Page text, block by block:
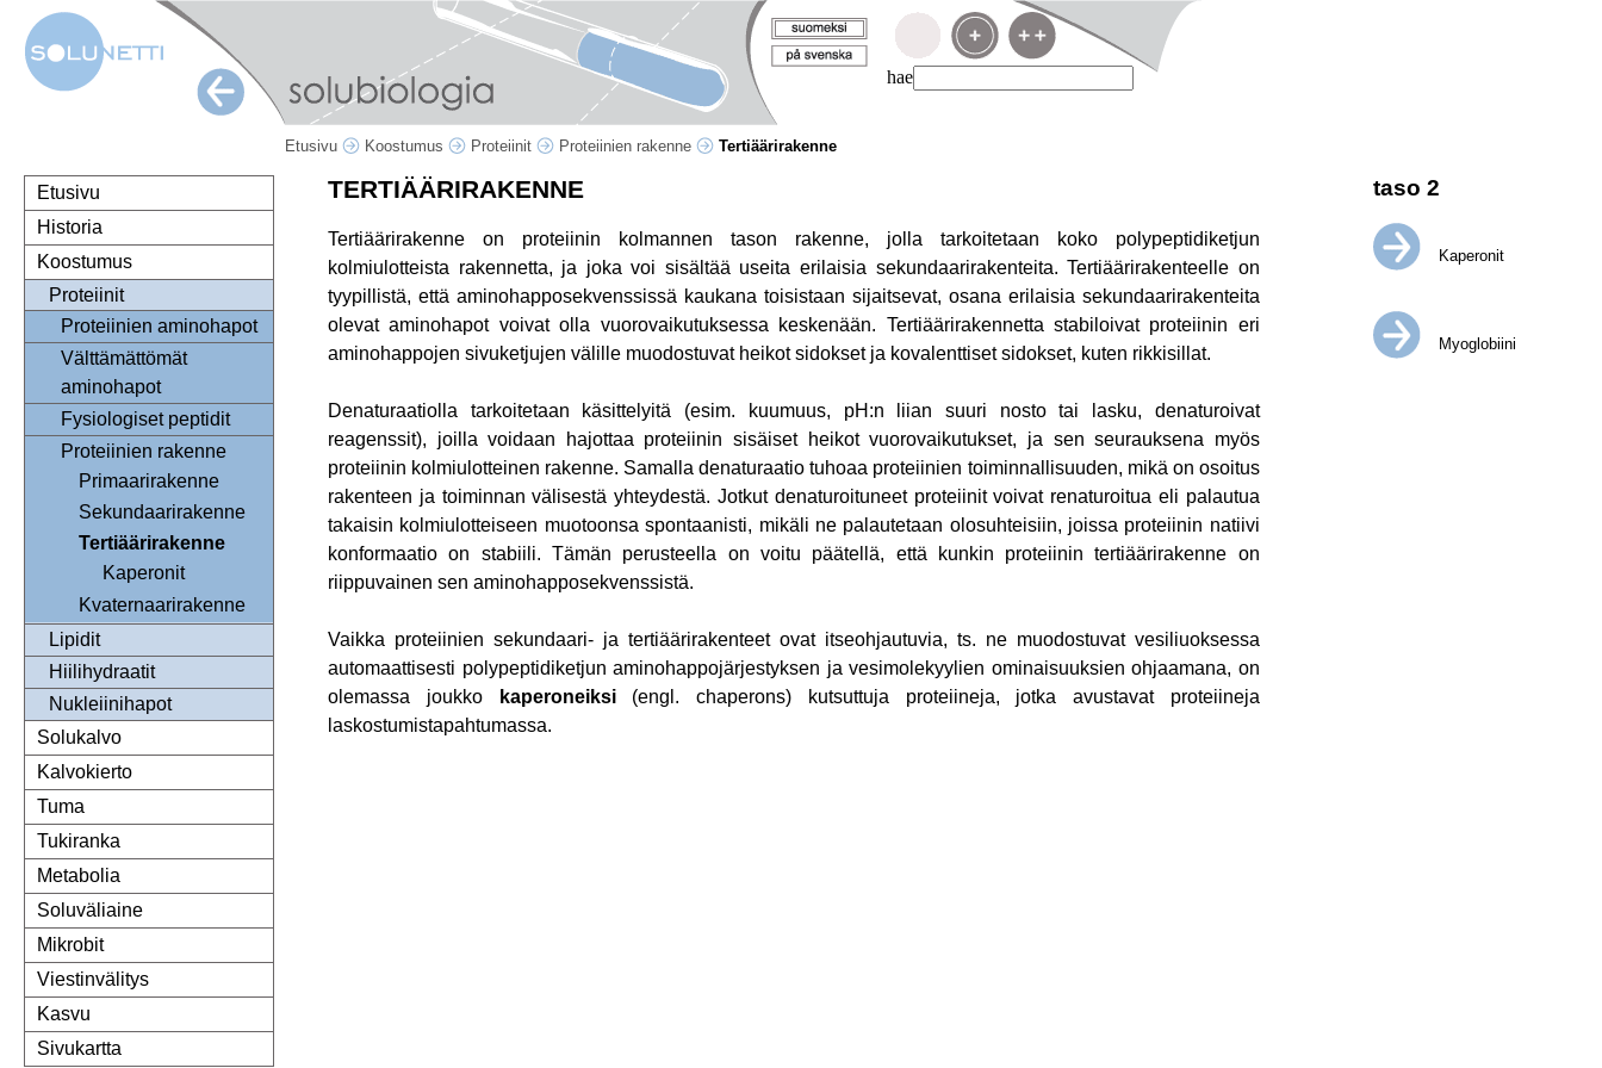
hae
Etusivu Koostumus Proteiinit Proteiinien rakenne Tertiäärirakenne
Etusivu
Historia
Koostumus
Proteiinit
Proteiinien aminohapot
Välttämättömät
aminohapot
Fysiologiset peptidit
Proteiinien rakenne
Primaarirakenne
Sekundaarirakenne
Tertiäärirakenne
Kaperonit
Kvaternaarirakenne
Lipidit
Hiilihydraatit
Nukleiinihapot
Solukalvo
Kalvokierto
Tuma
Tukiranka
Metabolia
Soluväliaine
Mikrobit
Viestinvälitys
Kasvu
Sivukartta
taso 2
Kaperonit
Myoglobiini
TERTIÄÄRIRAKENNE
Tertiäärirakenne on proteiinin kolmannen tason rakenne, jolla tarkoitetaan koko polypeptidiketjun
kolmiulotteista rakennetta, ja joka voi sisältää useita erilaisia sekundaarirakenteita. Tertiäärirakenteelle on
tyypillistä, että aminohapposekvenssissä kaukana toisistaan sijaitsevat, osana erilaisia sekundaarirakenteita
olevat aminohapot voivat olla vuorovaikutuksessa keskenään. Tertiäärirakennetta stabiloivat proteiinin eri
aminohappojen sivuketjujen välille muodostuvat heikot sidokset ja kovalenttiset sidokset, kuten rikkisillat.
Denaturaatiolla tarkoitetaan käsittelyitä (esim. kuumuus, pH:n liian suuri nosto tai lasku, denaturoivat
reagenssit), joilla voidaan hajottaa proteiinin sisäiset heikot vuorovaikutukset, ja sen seurauksena myös
proteiinin kolmiulotteinen rakenne. Samalla denaturaatio tuhoaa proteiinien toiminnallisuuden, mikä on osoitus
rakenteen ja toiminnan välisestä yhteydestä. Jotkut denaturoituneet proteiinit voivat renaturoitua eli palautua
takaisin kolmiulotteiseen muotoonsa spontaanisti, mikäli ne palautetaan olosuhteisiin, joissa proteiinin natiivi
konformaatio on stabiili. Tämän perusteella on voitu päätellä, että kunkin proteiinin tertiäärirakenne on
riippuvainen sen aminohapposekvenssistä.
Vaikka proteiinien sekundaari- ja tertiäärirakenteet ovat itseohjautuvia, ts. ne muodostuvat vesiliuoksessa
automaattisesti polypeptidiketjun aminohappojärjestyksen ja vesimolekyylien ominaisuuksien ohjaamana, on
olemassa joukko
kaperoneiksi(engl. chaperons) kutsuttuja proteiineja, jotka avustavat proteiineja
laskostumistapahtumassa.